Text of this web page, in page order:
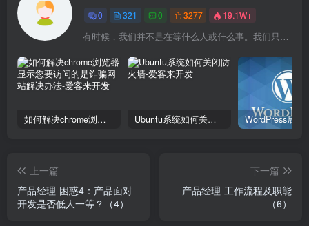
0 321 0 3277 19.1W+
有时候，我们并不是在等什么人或什么事。我们只是在静待岁月改变自己
如何解决chrome浏览器显示您要访问的是诈骗网站解决办法 Ubuntu系统如何关闭防火墙
上一篇
​产品经理-困惑4：产品面对
开发是否低人一等？（4）
下一篇
产品经理-工作流程及职能
（6）